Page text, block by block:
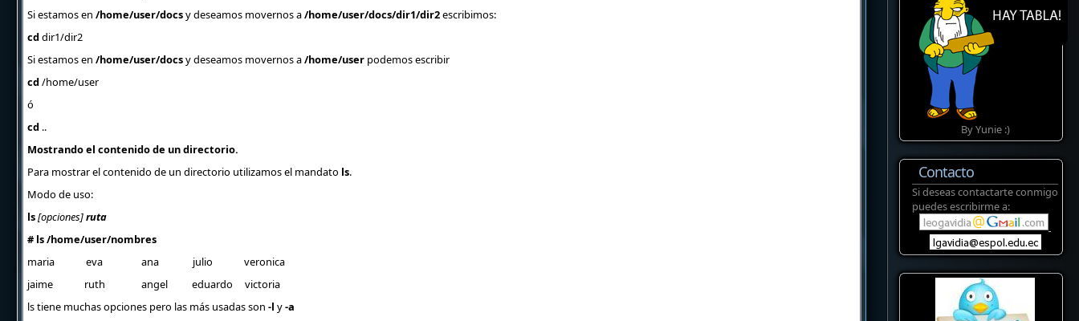
Si estamos en /home/user/docsy deseamos movernos a/home/user/docs/dir1/dir2escribimos:
cddir1/dir2
Si estamos en /home/user/docsy deseamos movernos a/home/userpodemos escribir
cd/home/user
ó
cd..
Mostrando el contenido de un directorio.
Para mostrar el contenido de un directorio utilizamos el mandato ls.
Modo de uso:
ls[opciones]ruta
# ls/home/user/nombres
maria eva ana julio veronica
jaime ruth angel eduardo victoria
ls tiene muchas opciones pero las más usadas son -l y-a
By Yunie :)
Contacto
Si deseas contactarte conmigo
puedes escribirme a: